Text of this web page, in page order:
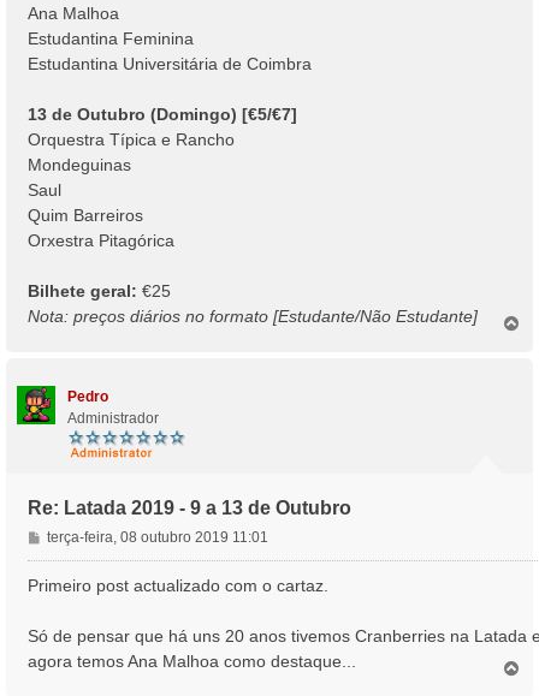
Ana Malhoa
Estudantina Feminina
Estudantina Universitária de Coimbra
13 de Outubro (Domingo) [€5/€7]
Orquestra Típica e Rancho
Mondeguinas
Saul
Quim Barreiros
Orxestra Pitagórica
Bilhete geral: €25
Nota: preços diários no formato [Estudante/Não Estudante]
Pedro
Administrador
Re: Latada 2019 - 9 a 13 de Outubro
M
e
n
g
e
terça-feira, 08 outubro 2019 11:01
Primeiro post actualizado com o cartaz.
Só de pensar que há uns 20 anos tivemos Cranberries na Latada
agora temos Ana Malhoa como destaque...